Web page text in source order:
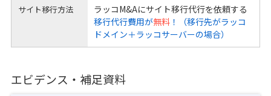
サイト移行方法
ラッコM&Aにサイト移行代行を依頼する
移行代行費用が無料！（移行先がラッコ
ドメイン＋ラッコサーバーの場合）
エビデンス・補足資料